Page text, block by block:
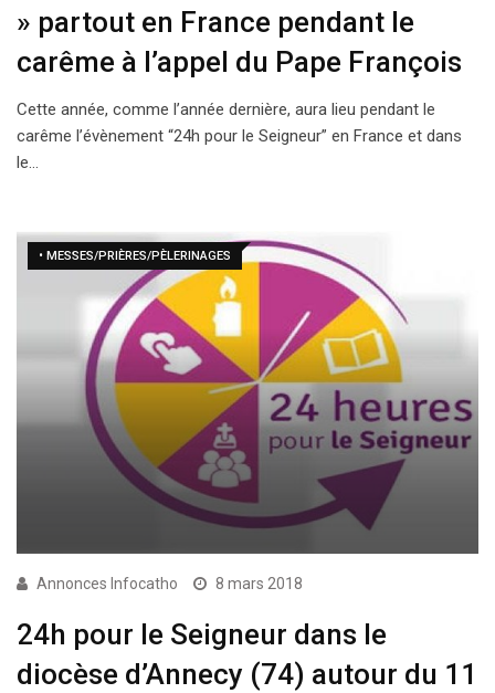
» partout en France pendant le
carême à l’appel du Pape François
Cette année, comme l’année dernière, aura lieu pendant le
carême l’évènement “24h pour le Seigneur” en France et dans
le…
• MESSES/PRIÈRES/PÈLERINAGES
Annonces Infocatho 8 mars 2018
24h pour le Seigneur dans le
diocèse d’Annecy (74) autour du 11